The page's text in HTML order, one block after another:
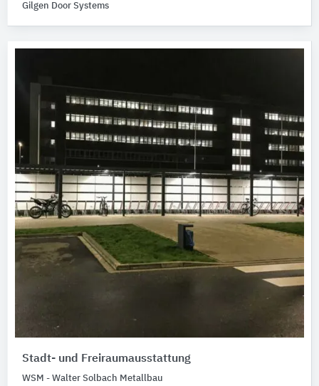
Gilgen Door Systems
Stadt- und Freiraumausstattung
WSM - Walter Solbach Metallbau